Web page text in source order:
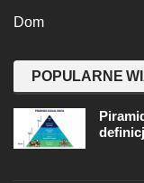
Dom
POPULARNE